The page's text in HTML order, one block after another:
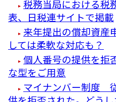
税務当局における税
表、日税連サイトで掲載
来年提出の償却資
しては柔軟な対応も？
個人番号の提供を
な型をご用意
マイナンバー制度